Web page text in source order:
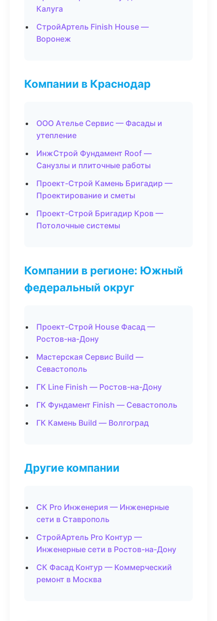
Калуга
СтройАртель Finish House —
Воронеж
Компании в Краснодар
ООО Ателье Сервис — Фасады и
утепление
ИнжСтрой Фундамент Roof —
Санузлы и плиточные работы
Проект-Строй Камень Бригадир —
Проектирование и сметы
Проект-Строй Бригадир Кров —
Потолочные системы
Компании в регионе: Южный
федеральный округ
Проект-Строй House Фасад —
Ростов-на-Дону
Мастерская Сервис Build —
Севастополь
ГК Line Finish — Ростов-на-Дону
ГК Фундамент Finish — Севастополь
ГК Камень Build — Волгоград
Другие компании
СК Pro Инженерия — Инженерные
сети в Ставрополь
СтройАртель Pro Контур —
Инженерные сети в Ростов-на-Дону
СК Фасад Контур — Коммерческий
ремонт в Москва